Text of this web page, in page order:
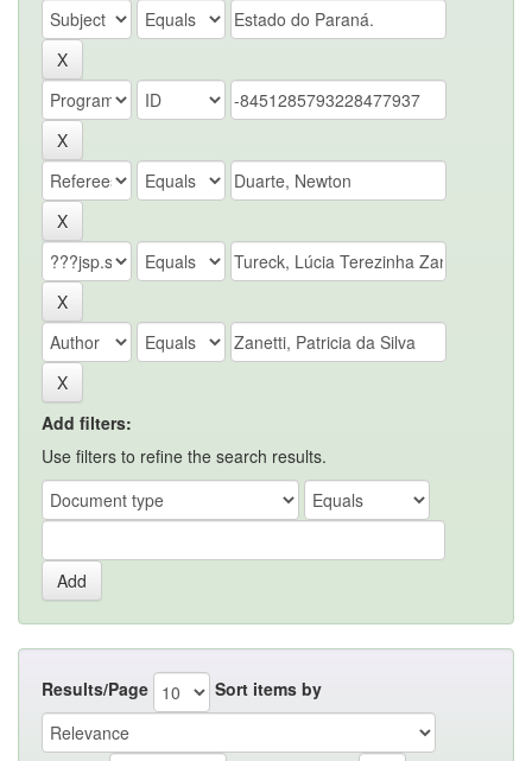
Add filters:
Use filters to refine the search results.
Results/Page Sort items by